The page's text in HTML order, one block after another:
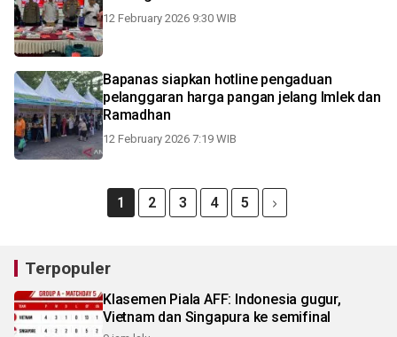
12 February 2026 9:30 WIB
Bapanas siapkan hotline pengaduan
pelanggaran harga pangan jelang Imlek dan
Ramadhan
12 February 2026 7:19 WIB
1 2 3 4 5
Terpopuler
Klasemen Piala AFF: Indonesia gugur,
Vietnam dan Singapura ke semifinal